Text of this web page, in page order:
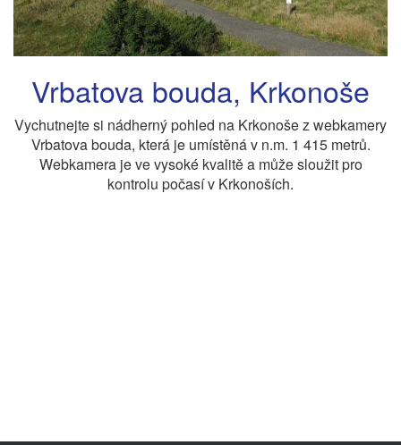
Vrbatova bouda, Krkonoše
Vychutnejte si nádherný pohled na Krkonoše z webkamery
Vrbatova bouda, která je umístěná v n.m. 1 415 metrů.
Webkamera je ve vysoké kvalitě a může sloužit pro
kontrolu počasí v Krkonoších.